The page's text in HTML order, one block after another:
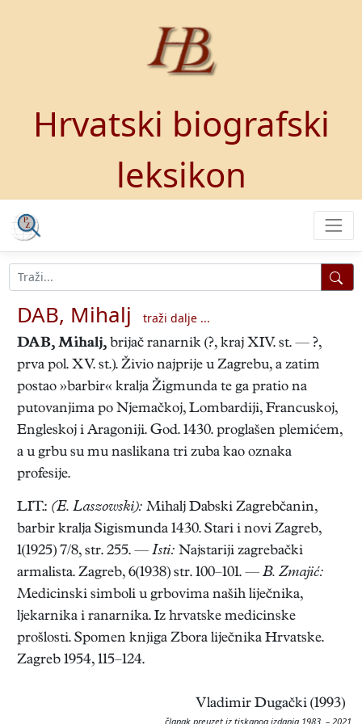
Hrvatski biografski
leksikon
DAB, Mihalj
traži dalje ...
DAB, Mihalj, brijač ranarnik (?, kraj XIV. st. — ?,
prva pol. XV. st.). Živio najprije u Zagrebu, a zatim
postao »barbir« kralja Žigmunda te ga pratio na
putovanjima po Njemačkoj, Lombardiji, Francuskoj,
Engleskoj i Aragoniji. God. 1430. proglašen plemićem,
a u grbu su mu naslikana tri zuba kao oznaka
profesije.
LIT.: (E. Laszowski): Mihalj Dabski Zagrebčanin,
barbir kralja Sigismunda 1430. Stari i novi Zagreb,
1(1925) 7/8, str. 255. — Isti: Najstariji zagrebački
armalista. Zagreb, 6(1938) str. 100–101. — B. Zmajić:
Medicinski simboli u grbovima naših liječnika,
ljekarnika i ranarnika. Iz hrvatske medicinske
prošlosti. Spomen knjiga Zbora liječnika Hrvatske.
Zagreb 1954, 115–124.
Vladimir Dugački (1993)
članak preuzet iz tiskanog izdanja 1983. – 2021.